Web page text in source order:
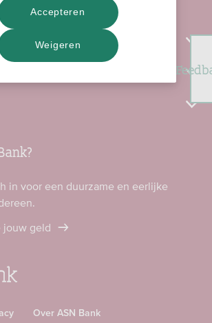
in voor een duurzame en eerlijke
jouw geld
Over ASN Bank
Weigeren
Accepteren